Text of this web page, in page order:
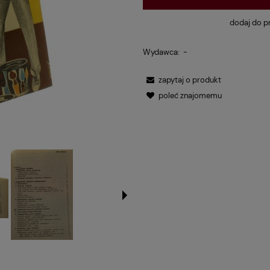
dodaj do
Wydawca: -
zapytaj o produkt
poleć znajomemu